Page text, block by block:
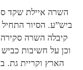
השרה איילת שקד
ביש”ע. הסיור
קיבלה השרה
הארץ וקריית גת.